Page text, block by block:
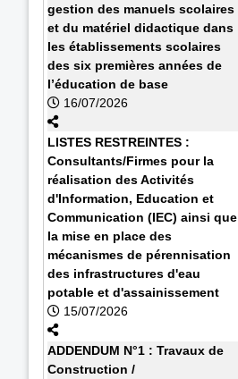
gestion des manuels scolaires
et du matériel didactique dans
les établissements scolaires
des six premières années de
l’éducation de base
16/07/2026
LISTES RESTREINTES :
Consultants/Firmes pour la
réalisation des Activités
d'Information, Education et
Communication (IEC) ainsi que
la mise en place des
mécanismes de pérennisation
des infrastructures d'eau
potable et d'assainissement
15/07/2026
ADDENDUM N°1 : Travaux de
Construction /